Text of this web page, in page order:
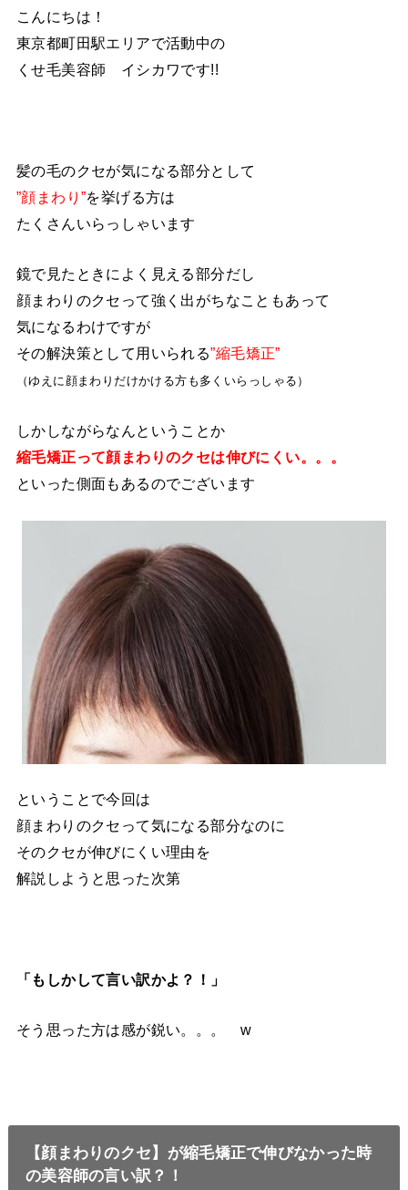
こんにちは！
東京都町田駅エリアで活動中の
くせ毛美容師 イシカワです!!
髪の毛のクセが気になる部分として
”顔まわり”を挙げる方は
たくさんいらっしゃいます
鏡で見たときによく見える部分だし
顔まわりのクセって強く出がちなこともあって
気になるわけですが
その解決策として用いられる”縮毛矯正”
（ゆえに顔まわりだけかける方も多くいらっしゃる）
しかしながらなんということか
縮毛矯正って顔まわりのクセは伸びにくい。。。
といった側面もあるのでございます
ということで今回は
顔まわりのクセって気になる部分なのに
そのクセが伸びにくい理由を
解説しようと思った次第
「もしかして言い訳かよ？！」
そう思った方は感が鋭い。。。 w
【顔まわりのクセ】が縮毛矯正で伸びなかった時
の美容師の言い訳？！